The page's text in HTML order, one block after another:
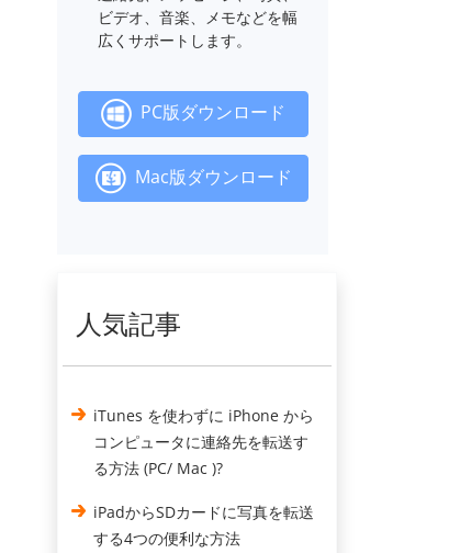
ビデオ、音楽、メモなどを幅
広くサポートします。
PC版ダウンロード
Mac版ダウンロード
人気記事
iTunes を使わずに iPhone から
コンピュータに連絡先を転送す
る方法 (PC/ Mac )?
iPadからSDカードに写真を転送
する4つの便利な方法